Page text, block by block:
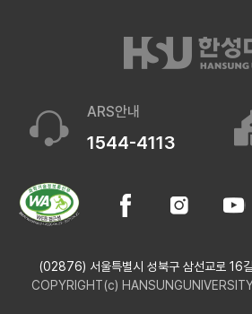
(02876) 서울특별시 성북구 삼선교로 16
COPYRIGHT(c)
ARS안내
1544-4113